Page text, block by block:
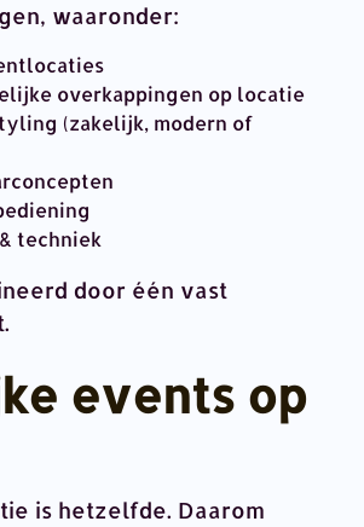
waaronder:
overkappingen op locatie
(zakelijk, modern of
techniek
door één vast
events op
is hetzelfde. Daarom